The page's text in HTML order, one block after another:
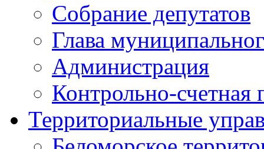
Собрание депутатов
Глава
Администрация
Контрольно-счетная
Территориальные